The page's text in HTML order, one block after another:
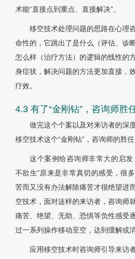
术能“直接点到重点、直接解决”。
移空技术处理问题的思路在心理
命性的，它跳出了是什么（评估、诊
怎么样（治疗方法）的逻辑的线性的
身症状，解决问题的方法更加直接，
疗效。
4.3 有了“金刚钻”，咨询师胜
做完这个个案以及对来访者的深
移空技术这个“金刚钻”，咨询师的胜任
这个案例给咨询师非常大的启发
不欲生”原来是非常真切的感受，很
苦而又没有办法解除痛苦才很绝望进
空技术，面对这样的来访者，咨询师
痛苦、绝望、无助、恐惧等负性感受
过一系列操作移动至空，达到缓解或
应用移空技术时咨询师引导来访